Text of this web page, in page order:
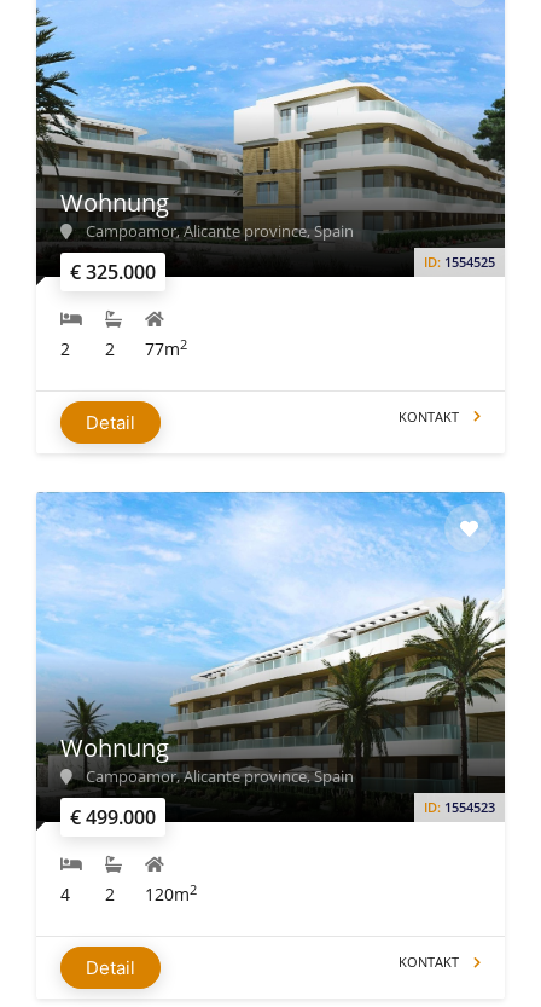
€ 325.000 ID: 1554525
Wohnung
Campoamor, Alicante province, Spain
2 2 77m2
Detail KONTAKT
€ 499.000 ID: 1554523
Wohnung
Campoamor, Alicante province, Spain
4 2 120m2
Detail KONTAKT